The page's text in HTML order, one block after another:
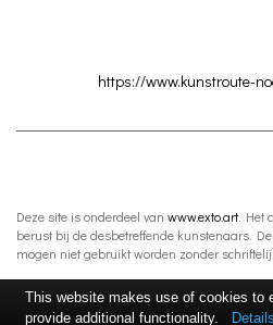
https://www.kunstroute-
Deze site is onderdeel van www.exto.art. Het
berust bij de desbetreffende kunstenaars.
mogen niet gebruikt worden zonder
This website makes use of cookies to
provide additional functionality.
Details